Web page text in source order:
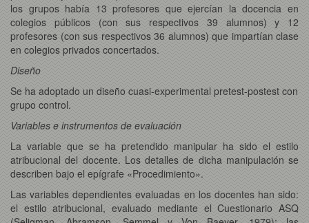
los grupos había 13 profesores que ejercían la docencia en
colegios públicos (con sus respectivos 39 alumnos) y 12
profesores (con sus respectivos 36 alumnos) que impartían clase
en colegios privados concertados.
Diseño
Se ha adoptado un diseño cuasi-experimental pretest-postest con
grupo control.
Variables e instrumentos de evaluación
La variable que se ha pretendido manipular ha sido el estilo
atribucional del docente. Los detalles de dicha manipulación se
describen bajo el epígrafe «Procedimiento».
Las variables dependientes evaluadas en los docentes han sido:
el estilo atribucional, evaluado mediante el Cuestionario ASQ